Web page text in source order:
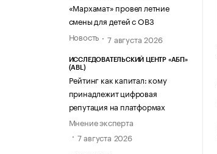
«Мархамат» провел летние
смены для детей с ОВЗ
Новость
7 августа 2026
ИССЛЕДОВАТЕЛЬСКИЙ ЦЕНТР «АБП»
(ABL)
Рейтинг как капитал: кому
принадлежит цифровая
репутация на платформах
Мнение эксперта
7 августа 2026